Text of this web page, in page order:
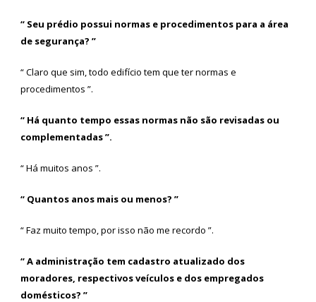
“ Seu prédio possui normas e procedimentos para a área
de segurança? ”
“ Claro que sim, todo edifício tem que ter normas e
procedimentos ”.
“ Há quanto tempo essas normas não são revisadas ou
complementadas ”.
“ Há muitos anos ”.
“ Quantos anos mais ou menos? ”
“ Faz muito tempo, por isso não me recordo ”.
“ A administração tem cadastro atualizado dos
moradores, respectivos veículos e dos empregados
domésticos? ”